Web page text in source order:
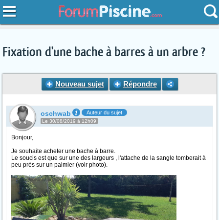
Fixation d'une bache à barres à un arbre ?
Nouveau sujet Répondre
oschwab Auteur du sujet
Le 30/08/2019 à 12h09
Bonjour,
Je souhaite acheter une bache à barre.
Le soucis est que sur une des largeurs , l'attache de la sangle tomberait à
peu près sur un palmier (voir photo).